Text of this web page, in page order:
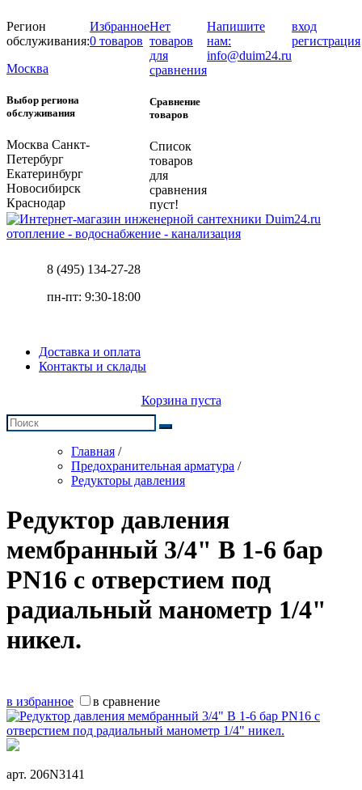
Регион
обслуживания:
Москва
Выбор региона
обслуживания
Москва Санкт-
Петербург
Екатеринбург
Новосибирск
Краснодар
Избранное
0 товаров
Нет
товаров
для
сравнения
Сравнение
товаров
Список
товаров
для
сравнения
пуст!
Напишите
нам:
info@duim24.ru
вход
регистрация
отопление - водоснабжение - канализация
8 (495) 134-27-28
пн-пт: 9:30-18:00
Доставка и оплата
Контакты и склады
Корзина пуста
Главная /
Предохранительная арматура /
Редукторы давления
Редуктор давления
мембранный 3/4" В 1-6 бар
PN16 с отверстием под
радиальный манометр 1/4"
никел.
в избранное в сравнение
арт. 206N3141